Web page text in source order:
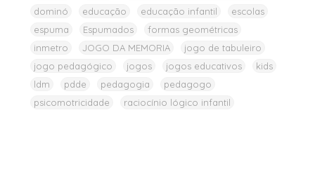
dominó
educação educação infantil
escolas
espuma
Espumados
formas geométricas
inmetro
JOGO DA MEMORIA
jogo de tabuleiro
jogo pedagógico
jogos jogos educativos
kids
ldm
pdde pedagogia
pedagogo
psicomotricidade
raciocínio lógico infantil